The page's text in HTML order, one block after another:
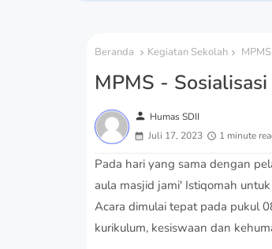
Beranda Kegiatan Sekolah
MPMS -
person Humas SDII
Juli 17, 2023
1 minute
Pada hari yang sama dengan
aula masjid jami' Istiqomah
Acara dimulai tepat pada pukul
kurikulum, kesiswaan dan